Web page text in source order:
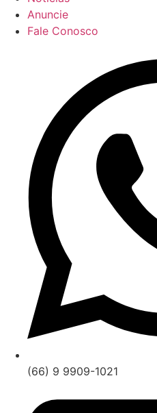
Anuncie
Fale Conosco
(66) 9 9909-1021